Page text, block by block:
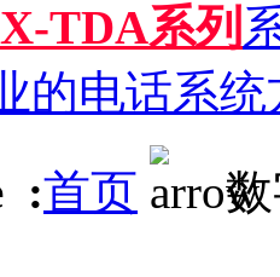
TDA系列
的电话系
:首页 数